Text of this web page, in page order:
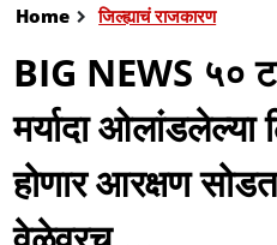
Home जिल्ह्याचं राजकारण
BIG NEWS ५०
मर्यादा ओलांडलेल्या
होणार आरक्षण